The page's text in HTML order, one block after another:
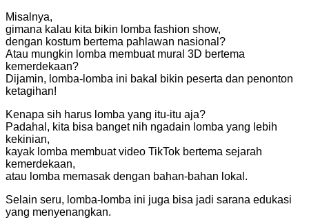
Misalnya,
gimana kalau kita bikin lomba fashion show,
dengan kostum bertema pahlawan nasional?
Atau mungkin lomba membuat mural 3D bertema
kemerdekaan?
Dijamin, lomba-lomba ini bakal bikin peserta dan penonton
ketagihan!
Kenapa sih harus lomba yang itu-itu aja?
Padahal, kita bisa banget nih ngadain lomba yang lebih
kekinian,
kayak lomba membuat video TikTok bertema sejarah
kemerdekaan,
atau lomba memasak dengan bahan-bahan lokal.
Selain seru, lomba-lomba ini juga bisa jadi sarana edukasi
yang menyenangkan.